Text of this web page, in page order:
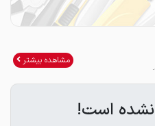
مشاهده بیشتر
است!